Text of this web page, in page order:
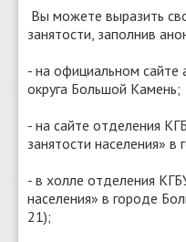
Вы можете выразить
занятости, заполнив
- на официальном сайте
округа Большой Камень;
- на сайте отделения
занятости населения»
- в холле отделения
населения» в городе
21);